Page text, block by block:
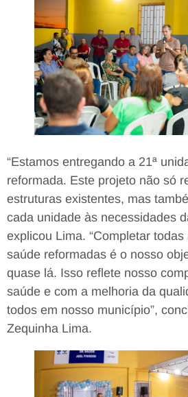
“Estamos entregando a 21ª
reformada. Este projeto não só
estruturas existentes, mas
cada unidade às necessidades
explicou Lima. “Completar
saúde reformadas é o nosso
quase lá. Isso reflete nosso
saúde e com a melhoria da
todos em nosso município”,
Zequinha Lima.